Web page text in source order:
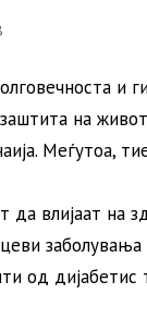
и
заштита на
Меѓутоа,
влијаат на
од дијабетис